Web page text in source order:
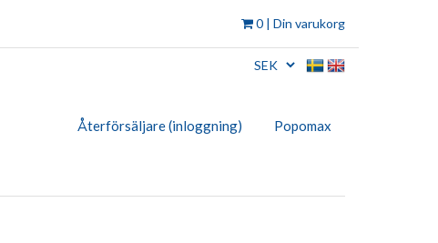
0 | Din varukorg
Återförsäljare (inloggning) Popomax